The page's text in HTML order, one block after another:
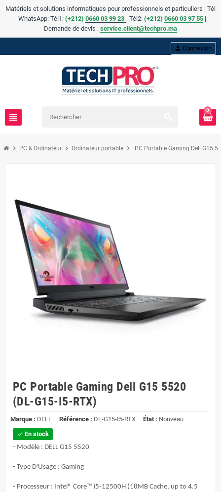
Matériels et solutions informatiques pour professionnels et particuliers | Tél
- WhatsApp: Tél1: (+212) 0660 03 99 23 - Tél2: (+212) 0660 03 97 55 |
Demande de devis : service.client@techpro.ma
view_headline
person Connexion
0
chevron_right PC & Ordinateur chevron_right Ordinateur portable chevron_right PC Portable Gaming Dell G15
PC Portable Gaming Dell G15 5520
(DL-G15-I5-RTX)
Marque : DELL Référence : DL-G15-I5-RTX État : Nouveau
check En stock
- Modèle : DELL G15 5520
- Type D'Usage : Gaming
- Processeur : Intel® Core™ i5-12500H (18MB Cache, up to 4.5